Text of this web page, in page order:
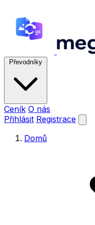
Převodníky
Ceník O nás
Přihlásit Registrace
Domů